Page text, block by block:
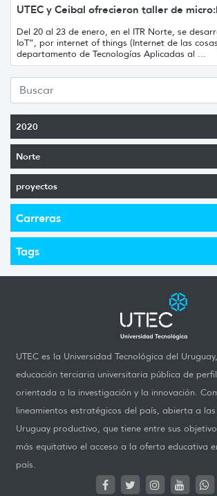
2020
Norte
proyectos
Carreras
Tags
UTEC y Ceibal ofrecieron taller de
Del 20 al 23 de enero, en el ITR Norte, se
IoT”, por internet of things (Internet de las
departamento de Tecnologías Aplicadas al ...
UTEC es la Universidad Tecnológica del
educación terciaria universitaria pública de
orientada a la investigación y la innovación.
lineamientos estratégicos del país, abierta a las
Uruguay productivo, que tiene entre sus
más equitativo el acceso a la oferta educativa
país.